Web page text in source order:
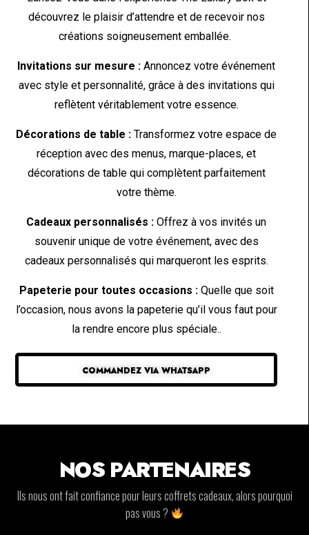
découvrez le plaisir d’attendre et de recevoir nos
créations soigneusement emballée.
Invitations sur mesure : Annoncez votre événement
avec style et personnalité, grâce à des invitations qui
reflètent véritablement votre essence.
Décorations de table : Transformez votre espace de
réception avec des menus, marque-places, et
décorations de table qui complètent parfaitement
votre thème.
Cadeaux personnalisés : Offrez à vos invités un
souvenir unique de votre événement, avec des
cadeaux personnalisés qui marqueront les esprits.
Papeterie pour toutes occasions :Quelle que soit
l’occasion, nous avons la papeterie qu’il vous faut pour
la rendre encore plus spéciale..
COMMANDEZ VIA WHATSAPP
NOS PARTENAIRES
Ils nous ont fait confiance pour leurs coffrets cadeaux, alors pourquoi
pas vous ?